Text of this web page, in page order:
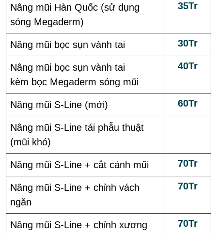
Nâng mũi Hàn Quốc (sử dụng
sóng Megaderm)
35Tr
Nâng mũi bọc sụn vành tai 30Tr
Nâng mũi bọc sụn vành tai
kèm bọc Megaderm sóng mũi
40Tr
Nâng mũi S-Line (mới) 60Tr
Nâng mũi S-Line tái phẫu thuật
(mũi khó)
Nâng mũi S-Line + cắt cánh mũi 70Tr
Nâng mũi S-Line + chỉnh vách
ngăn
70Tr
Nâng mũi S-Line + chỉnh xương
70Tr